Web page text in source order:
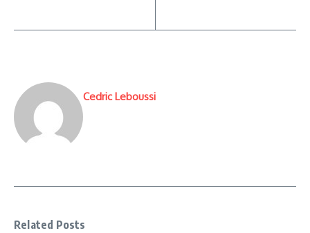
Cedric Leboussi
Related Posts